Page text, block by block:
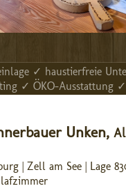
✓ haustierfreie
✓ ÖKO-Ausstattung ✓
Unken,
| Zell am See | Lage